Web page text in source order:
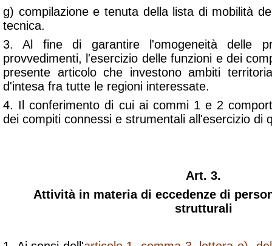
g) compilazione e tenuta della lista di mobilità
tecnica.
3. Al fine di garantire l'omogeneità delle
provvedimenti, l'esercizio delle funzioni e dei
presente articolo che investono ambiti
d'intesa fra tutte le regioni interessate.
4. Il conferimento di cui ai commi 1 e 2
dei compiti connessi e strumentali all'esercizio di
Art. 3.
Attività in materia di eccedenze di
strutturali